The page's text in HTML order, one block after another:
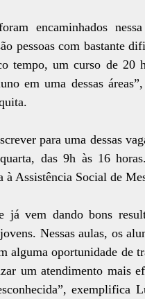
encaminhados
pessoas com bastante
tempo, um curso de 20
em uma dessas
para uma dessas
das 9h às 16
à Assistência Social de
já vem dando bons
Nessas aulas, os
alguma oportunidade de
um atendimento mais
exemplifica